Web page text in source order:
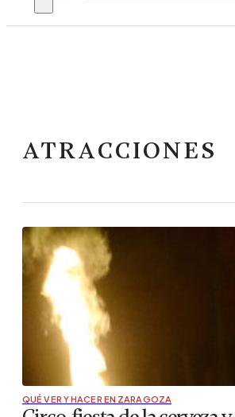
ATRACCIONES
QUÉ VER Y HACER EN ZARAGOZA